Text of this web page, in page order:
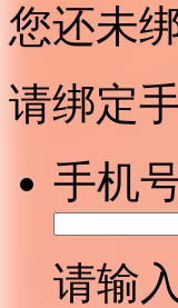
您还未
请绑定
手机
请输